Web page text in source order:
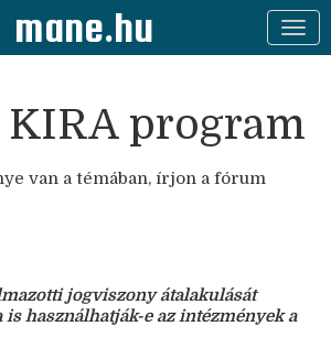
mane.hu
KIRA program
van a témában, írjon a fórum
jogviszony átalakulását
is használhatják-e az intézmények a